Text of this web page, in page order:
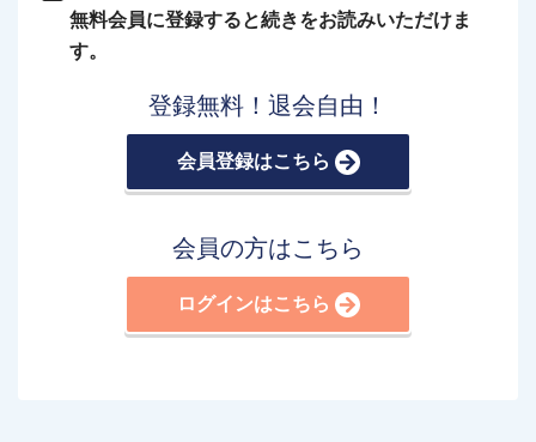
無料会員に登録すると続きをお読みいただけま
す。
登録無料！退会自由！
会員登録はこちら
会員の方はこちら
ログインはこちら